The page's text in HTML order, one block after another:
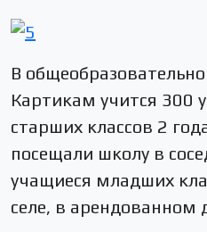
В
Картикам учится 300
старших классов 2
посещали школу в
учащиеся младших
селе, в арендованном